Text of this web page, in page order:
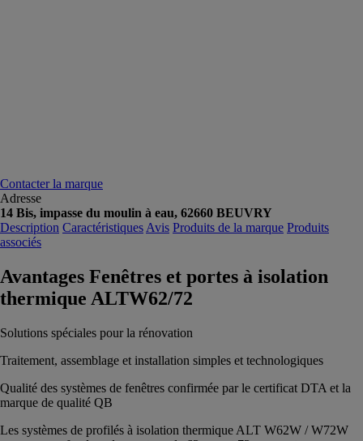
Contacter la marque
Adresse
14 Bis, impasse du moulin à eau, 62660 BEUVRY
Description Caractéristiques Avis Produits de la marque Produits
associés
Avantages Fenêtres et portes à isolation
thermique ALTW62/72
Solutions spéciales pour la rénovation
Traitement, assemblage et installation simples et technologiques
Qualité des systèmes de fenêtres confirmée par le certificat DTA et la
marque de qualité QB
Les systèmes de profilés à isolation thermique ALT W62W / W72W